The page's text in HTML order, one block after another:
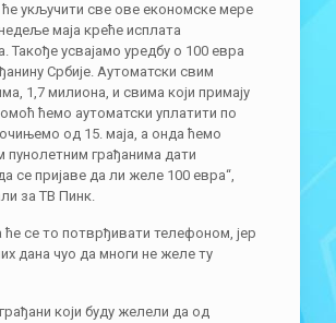
ће укључити све ове економске мере
маја креће исплата
Такође усвајамо уредбу о 100 евра
Србије. Аутоматски свим
1,7 милиона, и свима који примају
ћемо аутоматски уплатити по
од 15. маја, а онда ћемо
пунолетним грађанима дати
се пријаве да ли желе 100 евра“,
за ТВ Пинк.
ће се то потврђивати телефоном, јер
дана чуо да многи не желе ту
који буду желели да од